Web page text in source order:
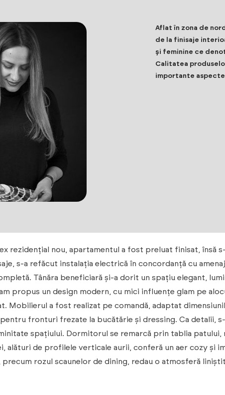
Aflat în zona de
de la finisaje
și feminine ce
Calitatea
importante
rezidențial nou, apartamentul a fost preluat finisat, însă
s-a refăcut instalația electrică în concordanță cu
Tânăra beneficiară și-a dorit un spațiu elegant,
propus un design modern, cu mici influențe glam pe
Mobilierul a fost realizat pe comandă, adaptat
fronturi frezate la bucătărie și dressing. Ca detalii,
spațiului. Dormitorul se remarcă prin tablia
alături de profilele verticale aurii, conferă un aer cozy și
rozul scaunelor de dining, redau o atmosferă